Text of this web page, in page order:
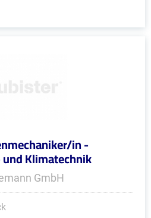
in -
Klimatechnik
GmbH